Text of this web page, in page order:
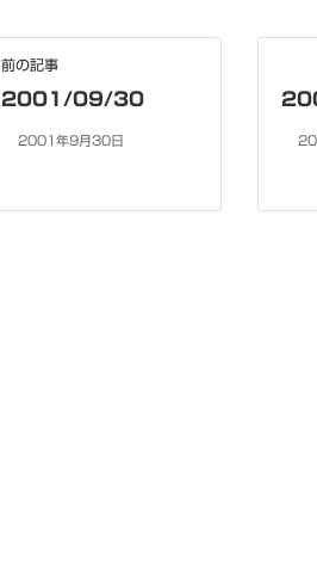
前の記事
2001/09/30
2001年9月30日